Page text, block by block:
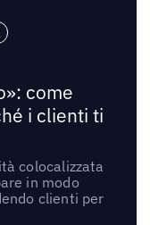
come
i clienti ti
colocalizzata
in modo
clienti per